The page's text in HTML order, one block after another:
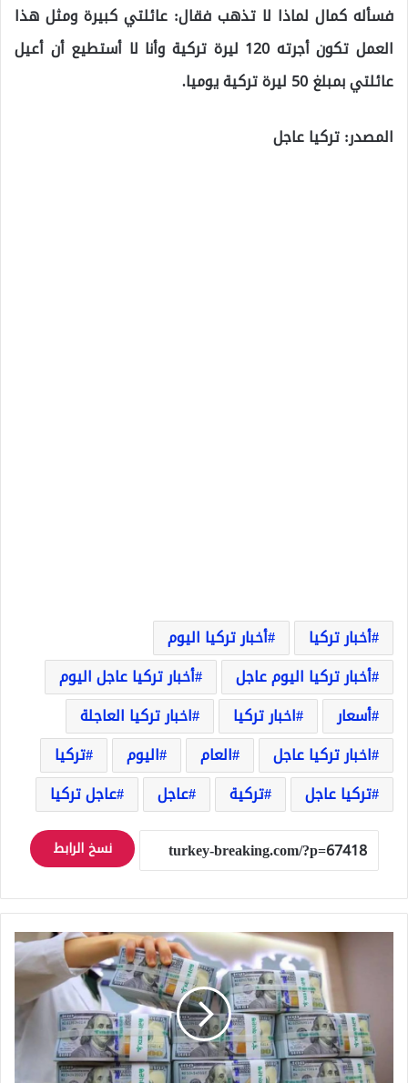
فسأله كمال لماذا لا تذهب فقال: عائلتي كبيرة ومثل هذا
العمل تكون أجرته 120 ليرة تركية وأنا لا أستطيع أن أعيل
عائلتي بمبلغ 50 ليرة تركية يوميا.
المصدر: تركيا عاجل
أخبار تركيا
أخبار تركيا اليوم
أخبار تركيا اليوم عاجل
أخبار تركيا عاجل اليوم
أسعار
اخبار تركيا
اخبار تركيا العاجلة
اخبار تركيا عاجل
العام اليوم
تركيا
تركيا عاجل
تركية عاجل عاجل تركيا
نسخ الرابط
السوريين
هذه
الدولة